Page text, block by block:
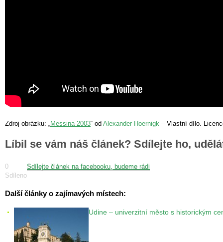
Zdroj obrázku: „ Messina 2003“ od Alexander Hoernigk – Vlastní dílo .
Líbil se vám náš článek? Sdílejte ho,
0
Sdíleno
Sdílejte článek na facebooku, budeme rádi
Další články o zajímavých místech:
Udine – univerzitní město s historickým